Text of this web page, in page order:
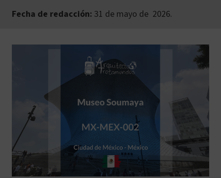
Fecha de redacción: 31 de mayo de 2026.